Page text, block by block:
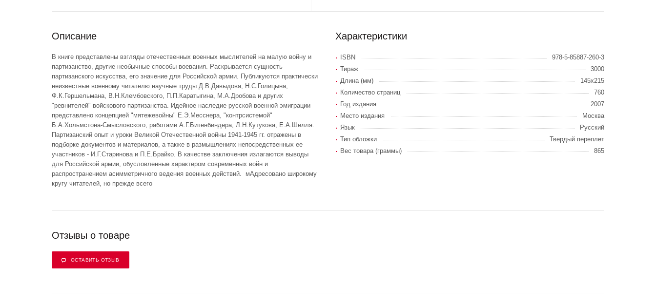
Описание
В книге представлены взгляды отечественных военных мыслителей на малую войну и
партизанство, другие необычные способы воевания. Раскрывается сущность
партизанского искусства, его значение для Российской армии. Публикуются практически
неизвестные военному читателю научные труды Д.В.Давыдова, Н.С.Голицына,
Ф.К.Гершельмана, В.Н.Клембовского, П.П.Каратыгина, М.А.Дробова и других
"ревнителей" войскового партизанства. Идейное наследие русской военной эмиграции
представлено концепцией "мятежевойны" Е.Э.Месснера, "контрсистемой"
Б.А.Хольмстона-Смысловского, работами А.Г.Битенбиндера, Л.Н.Кутукова, Е.А.Шелля.
Партизанский опыт и уроки Великой Отечественной войны 1941-1945 гг. отражены в
подборке документов и материалов, а также в размышлениях непосредственных ее
участников - И.Г.Старинова и П.Е.Брайко. В качестве заключения излагаются выводы
для Российской армии, обусловленные характером современных войн и
распространением асимметричного ведения военных действий. мАдресовано широкому
кругу читателей, но прежде всего
Характеристики
ISBN
978-5-85887-260-3
Тираж
3000
Длина (мм)
145x215
Количество страниц
760
Год издания
2007
Место издания
Москва
Язык
Русский
Тип обложки
Твердый переплет
Вес товара (граммы)
865
Отзывы о товаре
ОСТАВИТЬ ОТЗЫВ